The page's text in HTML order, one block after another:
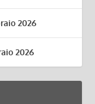
2026
2026